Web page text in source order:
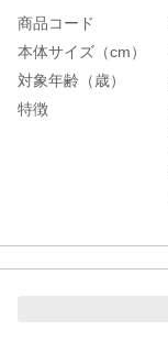
商品コード
本体サイズ（cm）
対象年齢（歳）
特徴
使用上の注意